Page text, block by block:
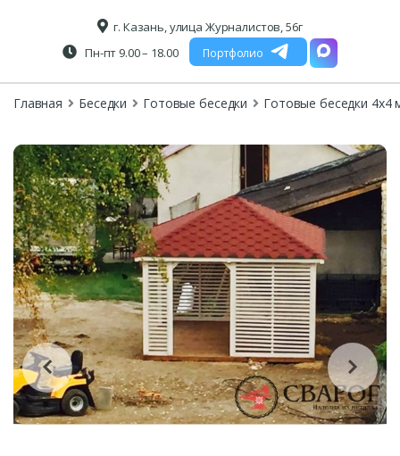
г. Казань, улица Журналистов, 56г
Пн-пт 9.00 – 18.00
Портфолио
Главная Беседки Готовые беседки Готовые беседки 4х4